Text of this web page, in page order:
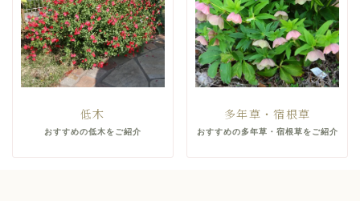
低木
おすすめの低木をご紹介
多年草・宿根草
おすすめの多年草・宿根草をご紹介